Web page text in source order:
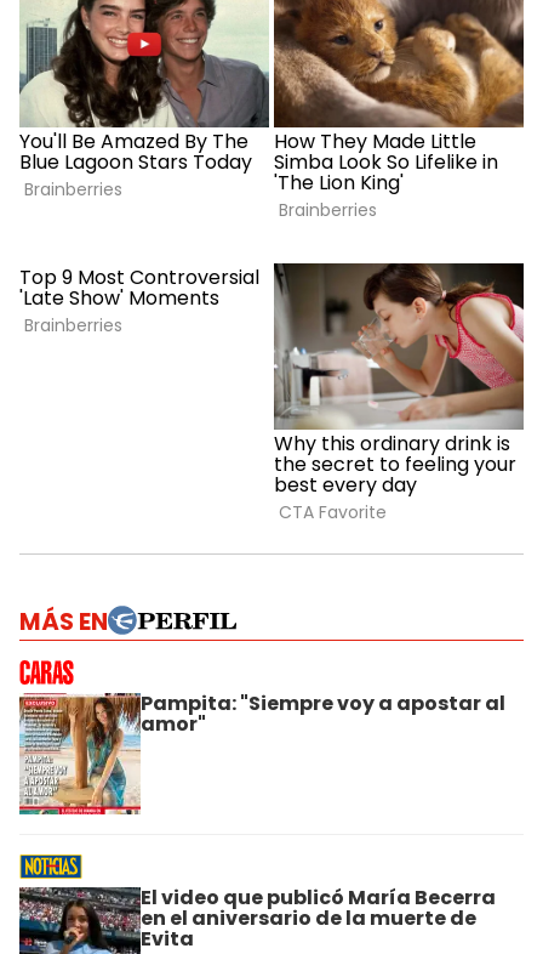
MÁS EN
Pampita: "Siempre voy a apostar al
amor"
El video que publicó María Becerra
en el aniversario de la muerte de
Evita